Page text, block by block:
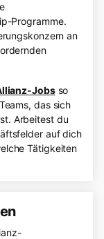
Programme.
an
Jobsso
das sich
Arbeitest du
auf dich
Tätigkeiten